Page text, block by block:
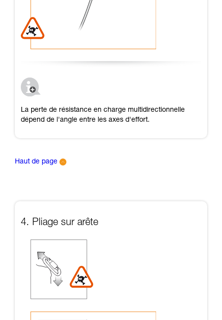
La perte de résistance en charge multidirectionnelle
dépend de l'angle entre les axes d'effort.
Haut de page
4. Pliage sur arête